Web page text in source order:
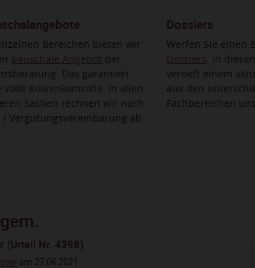
Bereichen bieten wir
pauschale Angebot der
Das garantiert
volle Kostenkontrolle. In allen
Sachen rechnen wir nach
/ Vergütungsvereinbarung ab.
Dossiers
Werfen Sie einen
Dossiers . In
vertieft einem
aus den
Fachbereichen
(Urteil Nr. 4398)
am 27.06.2021